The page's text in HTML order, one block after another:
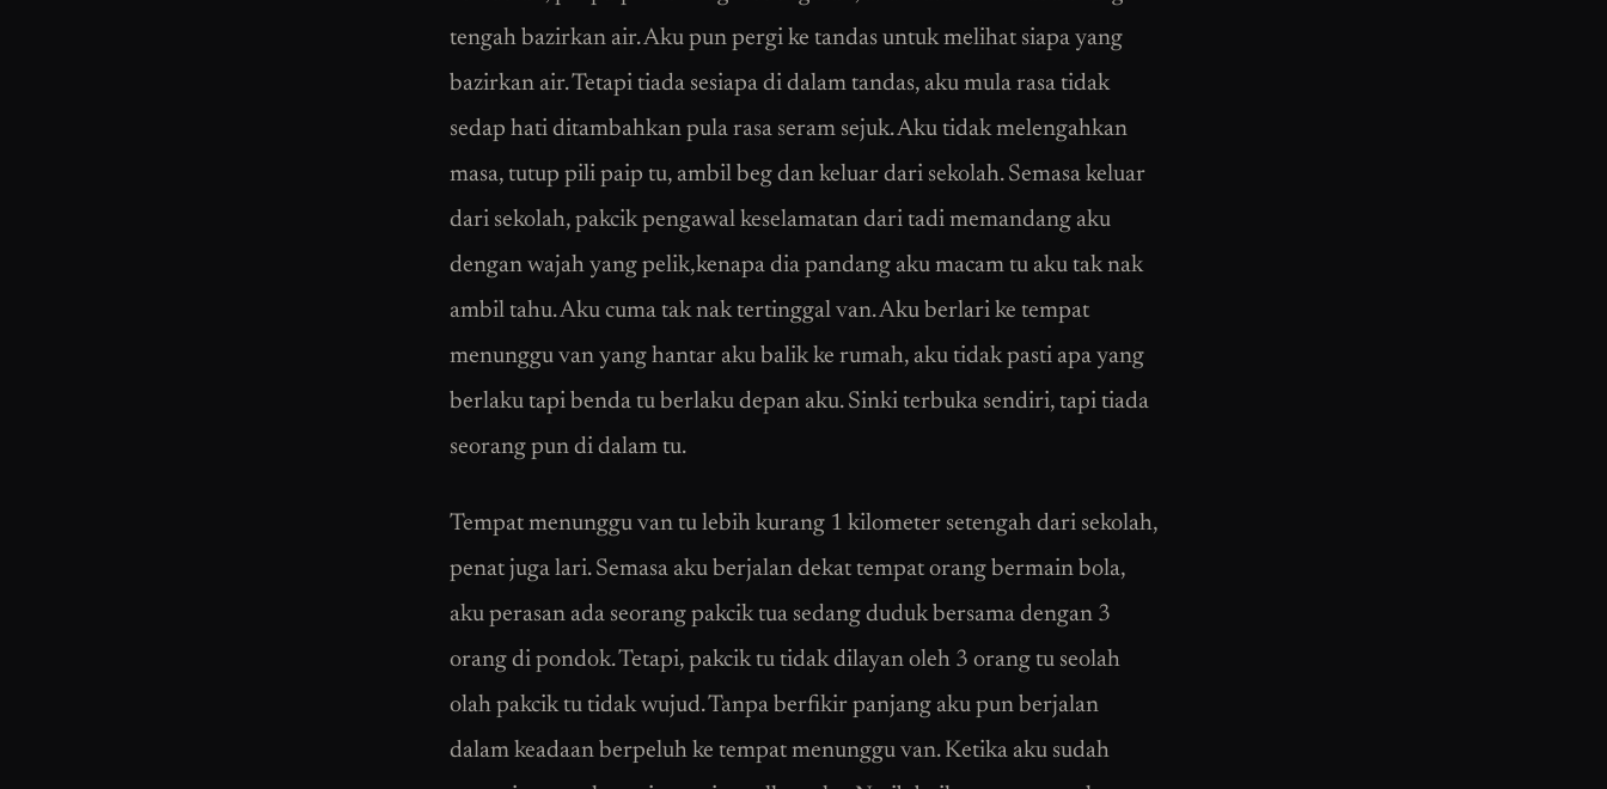
tengah bazirkan air. Aku pun pergi ke tandas untuk melihat siapa yang
bazirkan air. Tetapi tiada sesiapa di dalam tandas, aku mula rasa tidak
sedap hati ditambahkan pula rasa seram sejuk. Aku tidak melengahkan
masa, tutup pili paip tu, ambil beg dan keluar dari sekolah. Semasa keluar
dari sekolah, pakcik pengawal keselamatan dari tadi memandang aku
dengan wajah yang pelik,kenapa dia pandang aku macam tu aku tak nak
ambil tahu. Aku cuma tak nak tertinggal van. Aku berlari ke tempat
menunggu van yang hantar aku balik ke rumah, aku tidak pasti apa yang
berlaku tapi benda tu berlaku depan aku. Sinki terbuka sendiri, tapi tiada
seorang pun di dalam tu.
Tempat menunggu van tu lebih kurang 1 kilometer setengah dari sekolah,
penat juga lari. Semasa aku berjalan dekat tempat orang bermain bola,
aku perasan ada seorang pakcik tua sedang duduk bersama dengan 3
orang di pondok. Tetapi, pakcik tu tidak dilayan oleh 3 orang tu seolah
olah pakcik tu tidak wujud. Tanpa berfikir panjang aku pun berjalan
dalam keadaan berpeluh ke tempat menunggu van. Ketika aku sudah